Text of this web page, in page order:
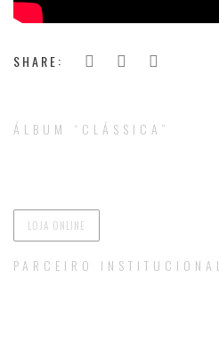
SHARE:
ÁLBUM “CLÁSSICA”
LOJA ONLINE
PARCEIRO INSTITUCIONAL